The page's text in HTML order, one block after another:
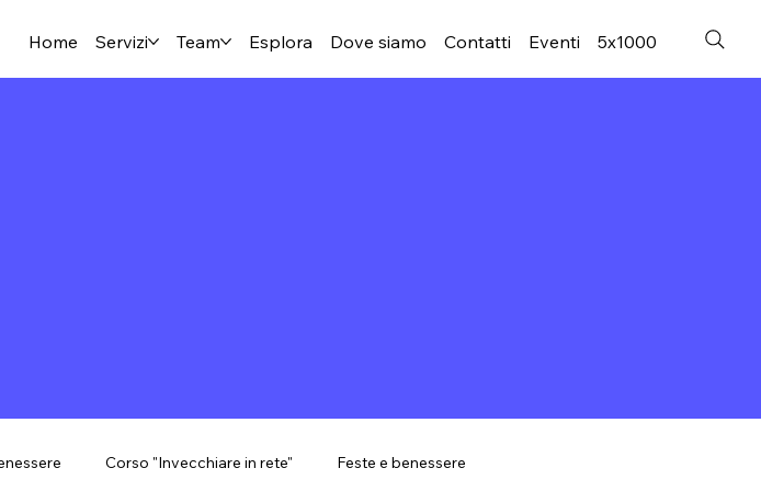
Home Servizi Team Esplora Dove siamo Contatti Eventi 5x1000
Corso "Invecchiare in rete" Feste e benessere